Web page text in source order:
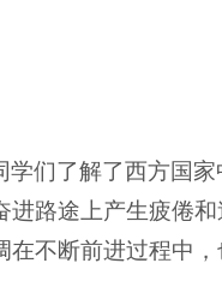
们了解了西方国
路途上产生疲倦
不断前进过程中